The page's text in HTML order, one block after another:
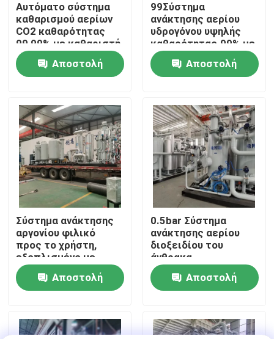
Προϊόντα
Σχετικά με εμάς
Έλεγχος ποιότητας
Επικοινωνήστε μαζί μας
Ειδήσεις
Ζητήστε μια προσφορά
Παραγωγοί αζώτου PSA
Γεννήτρια αζώτου υψηλής αγνότητας
Αυτόματο σύστημα
καθαρισμού αερίων
CO2 καθαρότητας
99,99% με καθαριστή
αερίων
Αποστολή
99Σύστημα
ανάκτησης αερίου
υδρογόνου υψηλής
καθαρότητας.99% με
σύστημα καθαρισμού
PSA
Αποστολή
Σύστημα ανάκτησης
αργονίου φιλικό
προς το χρήστη,
εξοπλισμένο με
τηλεοπτική οθόνη
Αποστολή
0.5bar Σύστημα
ανάκτησης αερίου
διοξειδίου του
άνθρακα
Εξοικονόμηση
ενέργειας Μικρή
συντήρηση
Αποστολή